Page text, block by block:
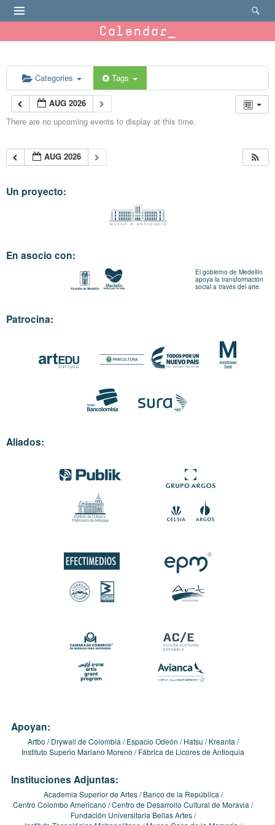
Calendar
Categories Tags
AUG 2026
There are no upcoming events to display at this time.
AUG 2026
Un proyecto:
En asocio con:
El gobierno de Medellín
apoya la transformación
social a través del arte.
Patrocina:
Aliados:
Apoyan:
Artbo Drywall de Colombia Espacio Odeón Hatsu
Kreanta
Instituto Superio Mariano Moreno
Fábrica de Licores de Antioquia
Instituciones Adjuntas:
Academia Superior de Artes
Banco de la República
Centro Colombo Americano Centro de Desarrollo Cultural de Moravia
Fundación Universitaria Bellas Artes